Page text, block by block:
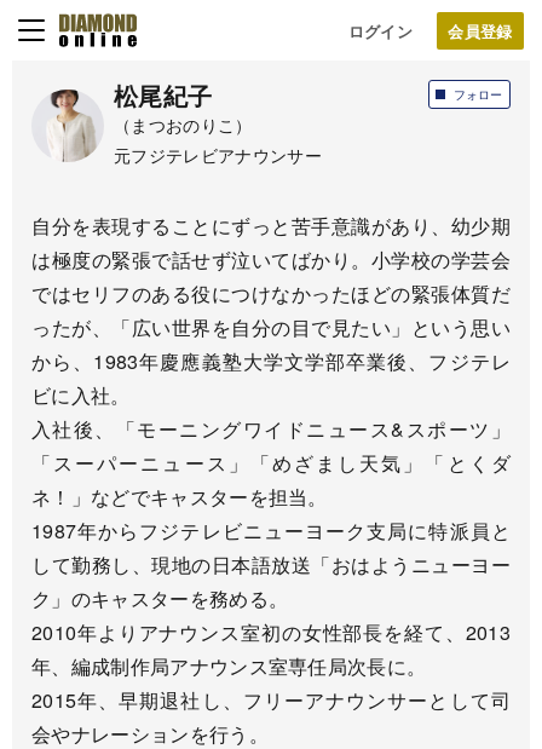
ログイン
フォロー
松尾紀子
（まつおのりこ）
元フジテレビアナウンサー
自分を表現することにずっと苦手意識があり、幼少期
は極度の緊張で話せず泣いてばかり。小学校の学芸会
ではセリフのある役につけなかったほどの緊張体質だ
ったが、「広い世界を自分の目で見たい」という思い
から、1983年慶應義塾大学文学部卒業後、フジテレ
ビに入社。
入社後、「モーニングワイドニュース&スポーツ」
「スーパーニュース」「めざまし天気」「とくダ
ネ！」などでキャスターを担当。
1987年からフジテレビニューヨーク支局に特派員と
して勤務し、現地の日本語放送「おはようニューヨー
ク」のキャスターを務める。
2010年よりアナウンス室初の女性部長を経て、2013
年、編成制作局アナウンス室専任局次長に。
2015年、早期退社し、フリーアナウンサーとして司
会やナレーションを行う。